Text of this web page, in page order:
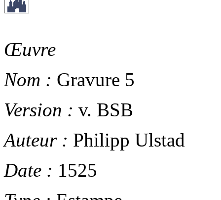
Œuvre
Nom : Gravure 5
Version : v. BSB
Auteur : Philipp Ulstad
Date : 1525